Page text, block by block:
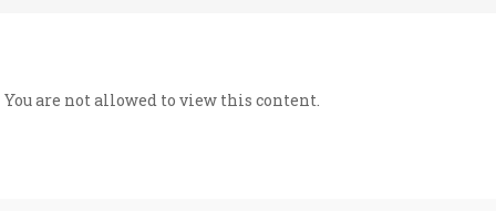
You are not allowed to view this content.